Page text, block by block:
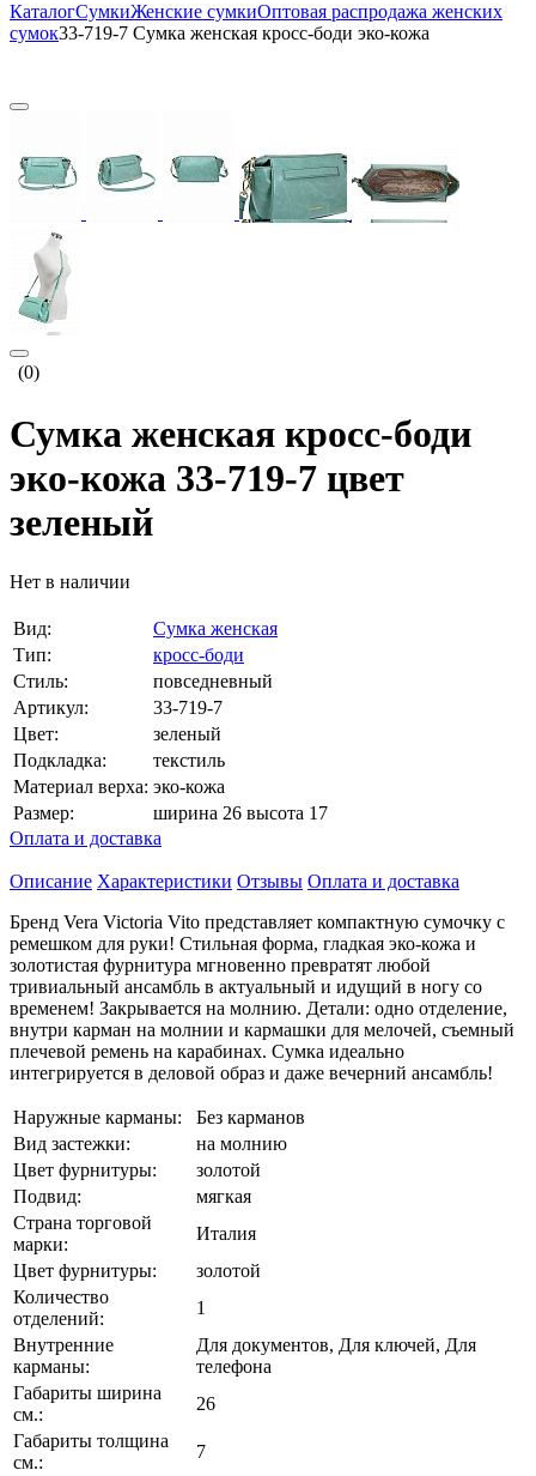
КаталогСумкиЖенские сумкиОптовая распродажа женских
сумок33-719-7 Сумка женская кросс-боди эко-кожа
(0)
Сумка женская кросс-боди
эко-кожа 33-719-7 цвет
зеленый
Нет в наличии
Вид:
Сумка женская
Тип:
кросс-боди
Стиль:
повседневный
Артикул:
33-719-7
Цвет:
зеленый
Подкладка:
текстиль
Материал верха: эко-кожа
Размер:
ширина 26 высота 17
Оплата и доставка
Описание Характеристики Отзывы Оплата и доставка
Бренд Vera Victoria Vito представляет компактную сумочку с
ремешком для руки! Стильная форма, гладкая эко-кожа и
золотистая фурнитура мгновенно превратят любой
тривиальный ансамбль в актуальный и идущий в ногу со
временем! Закрывается на молнию. Детали: одно отделение,
внутри карман на молнии и кармашки для мелочей, съемный
плечевой ремень на карабинах. Сумка идеально
интегрируется в деловой образ и даже вечерний ансамбль!
Наружные карманы:
Без карманов
Вид застежки:
на молнию
Цвет фурнитуры:
золотой
Подвид:
мягкая
Страна торговой
марки:
Италия
Цвет фурнитуры:
золотой
Количество
отделений:
1
Внутренние
карманы:
Для документов, Для ключей, Для
телефона
Габариты ширина
см.:
26
Габариты толщина
см.:
7